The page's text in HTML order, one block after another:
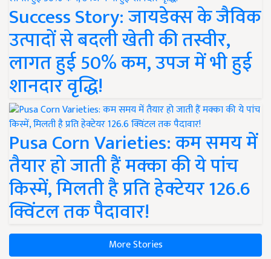
Success Story: जायडेक्स के जैविक
उत्पादों से बदली खेती की तस्वीर,
लागत हुई 50% कम, उपज में भी हुई
शानदार वृद्धि!
Pusa Corn Varieties: कम समय में
तैयार हो जाती हैं मक्का की ये पांच
किस्में, मिलती है प्रति हेक्टेयर 126.6
क्विंटल तक पैदावार!
More Stories